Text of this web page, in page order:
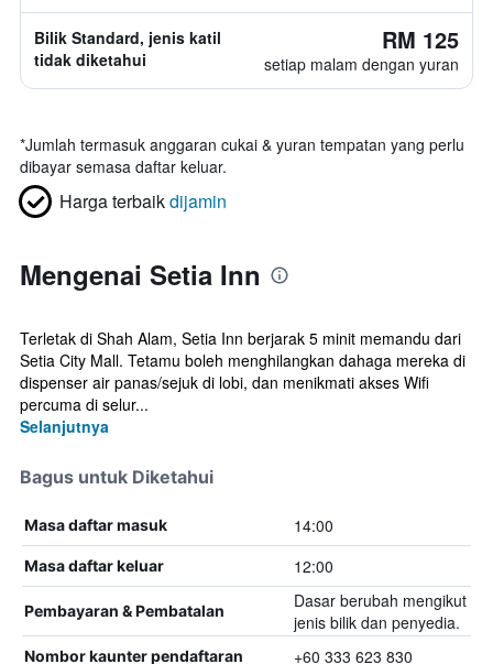
Bilik Standard, jenis katil
tidak diketahui
RM 125
setiap malam dengan yuran
*Jumlah termasuk anggaran cukai & yuran tempatan yang perlu
dibayar semasa daftar keluar.
Harga terbaikdijamin
Mengenai Setia Inn
Terletak di Shah Alam, Setia Inn berjarak 5 minit memandu dari
Setia City Mall. Tetamu boleh menghilangkan dahaga mereka di
dispenser air panas/sejuk di lobi, dan menikmati akses Wifi
percuma di selur...
Selanjutnya
Bagus untuk Diketahui
Masa daftar masuk 14:00
Masa daftar keluar 12:00
Pembayaran & Pembatalan
Dasar berubah mengikut
jenis bilik dan penyedia.
Nombor kaunter pendaftaran +60 333 623 830